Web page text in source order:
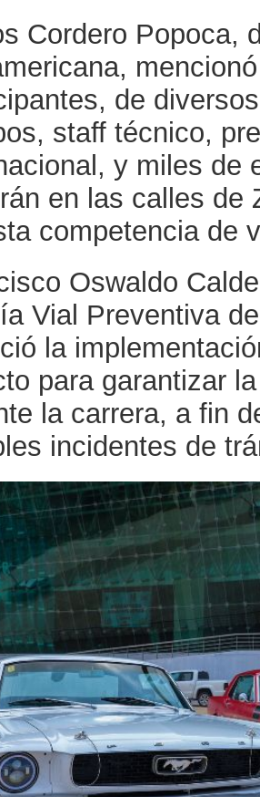
Cordero Popoca,
de
staff técnico,
y miles de
en las calles de
competencia de
Oswaldo
Vial Preventiva
la
para garantizar
la carrera, a fin
incidentes de